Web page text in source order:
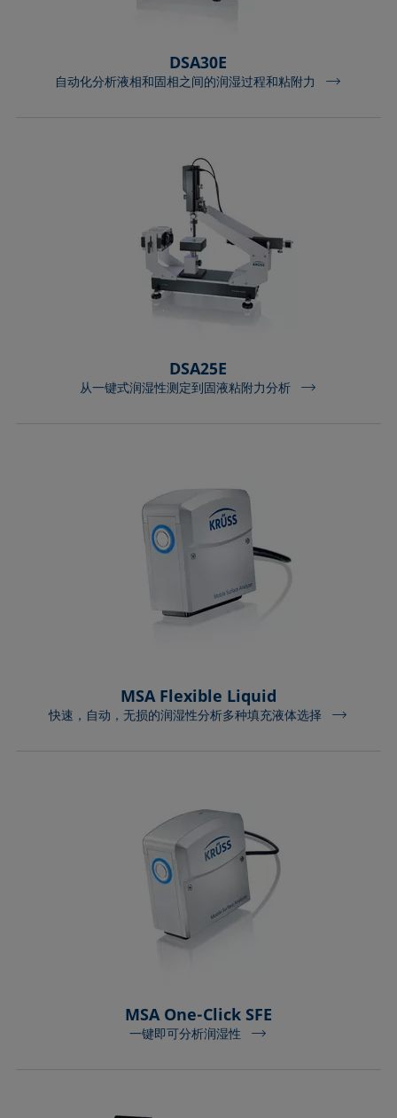
DSA30E
自动化分析液相和固相之间的润湿过程和粘附力
DSA25E
从一键式润湿性测定到固液粘附力分析
MSA Flexible Liquid
快速，自动，无损的润湿性分析多种填充液体选择
MSA One-Click SFE
一键即可分析润湿性